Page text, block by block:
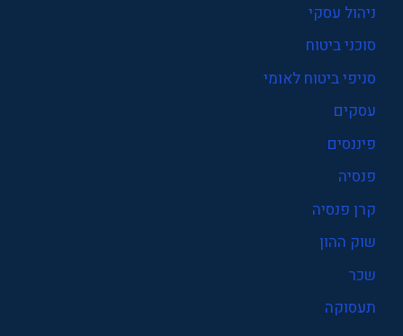
ניהול עסקי
סוכני ביטוח
סניפי ביטוח לאומי
עסקים
פיננסים
פנסיה
קרן פנסיה
שוק ההון
שכר
תעסוקה